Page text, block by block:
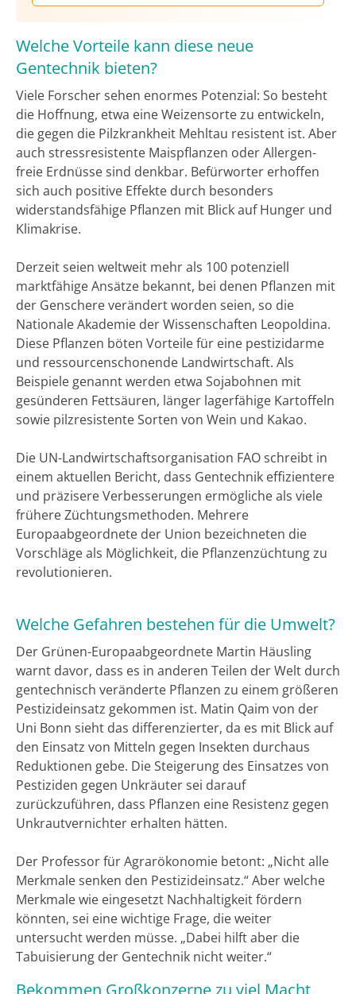
Welche Vorteile kann diese neue
Gentechnik bieten?
Viele Forscher sehen enormes Potenzial: So besteht
die Hoffnung, etwa eine Weizensorte zu entwickeln,
die gegen die Pilzkrankheit Mehltau resistent ist. Aber
auch stressresistente Maispflanzen oder Allergen-
freie Erdnüsse sind denkbar. Befürworter erhoffen
sich auch positive Effekte durch besonders
widerstandsfähige Pflanzen mit Blick auf Hunger und
Klimakrise.
Derzeit seien weltweit mehr als 100 potenziell
marktfähige Ansätze bekannt, bei denen Pflanzen mit
der Genschere verändert worden seien, so die
Nationale Akademie der Wissenschaften Leopoldina.
Diese Pflanzen böten Vorteile für eine pestizidarme
und ressourcenschonende Landwirtschaft. Als
Beispiele genannt werden etwa Sojabohnen mit
gesünderen Fettsäuren, länger lagerfähige Kartoffeln
sowie pilzresistente Sorten von Wein und Kakao.
Die UN-Landwirtschaftsorganisation FAO schreibt in
einem aktuellen Bericht, dass Gentechnik effizientere
und präzisere Verbesserungen ermögliche als viele
frühere Züchtungsmethoden. Mehrere
Europaabgeordnete der Union bezeichneten die
Vorschläge als Möglichkeit, die Pflanzenzüchtung zu
revolutionieren.
Welche Gefahren bestehen für die Umwelt?
Der Grünen-Europaabgeordnete Martin Häusling
warnt davor, dass es in anderen Teilen der Welt durch
gentechnisch veränderte Pflanzen zu einem größeren
Pestizideinsatz gekommen ist. Matin Qaim von der
Uni Bonn sieht das differenzierter, da es mit Blick auf
den Einsatz von Mitteln gegen Insekten durchaus
Reduktionen gebe. Die Steigerung des Einsatzes von
Pestiziden gegen Unkräuter sei darauf
zurückzuführen, dass Pflanzen eine Resistenz gegen
Unkrautvernichter erhalten hätten.
Der Professor für Agrarökonomie betont: „Nicht alle
Merkmale senken den Pestizideinsatz.“ Aber welche
Merkmale wie eingesetzt Nachhaltigkeit fördern
könnten, sei eine wichtige Frage, die weiter
untersucht werden müsse. „Dabei hilft aber die
Tabuisierung der Gentechnik nicht weiter.“
Bekommen Großkonzerne zu viel Macht